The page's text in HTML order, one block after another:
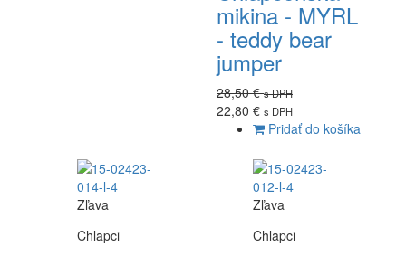
mikina - MYRL
- teddy bear
jumper
28,50 €s DPH
22,80 € s DPH
Pridať do košíka
Zľava
Chlapci
Zľava
Chlapci